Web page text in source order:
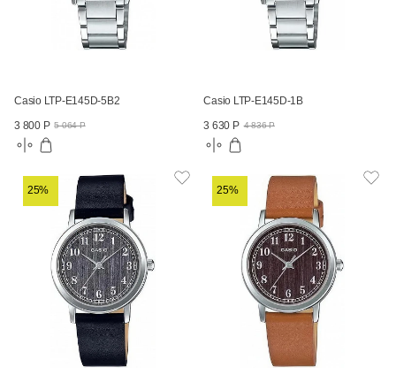
Casio LTP-E145D-5B2
3 800 Р 5 064 Р
Casio LTP-E145D-1B
3 630 Р 4 836 Р
25% 25%